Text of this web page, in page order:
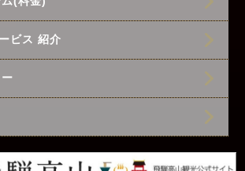
ビス 紹介